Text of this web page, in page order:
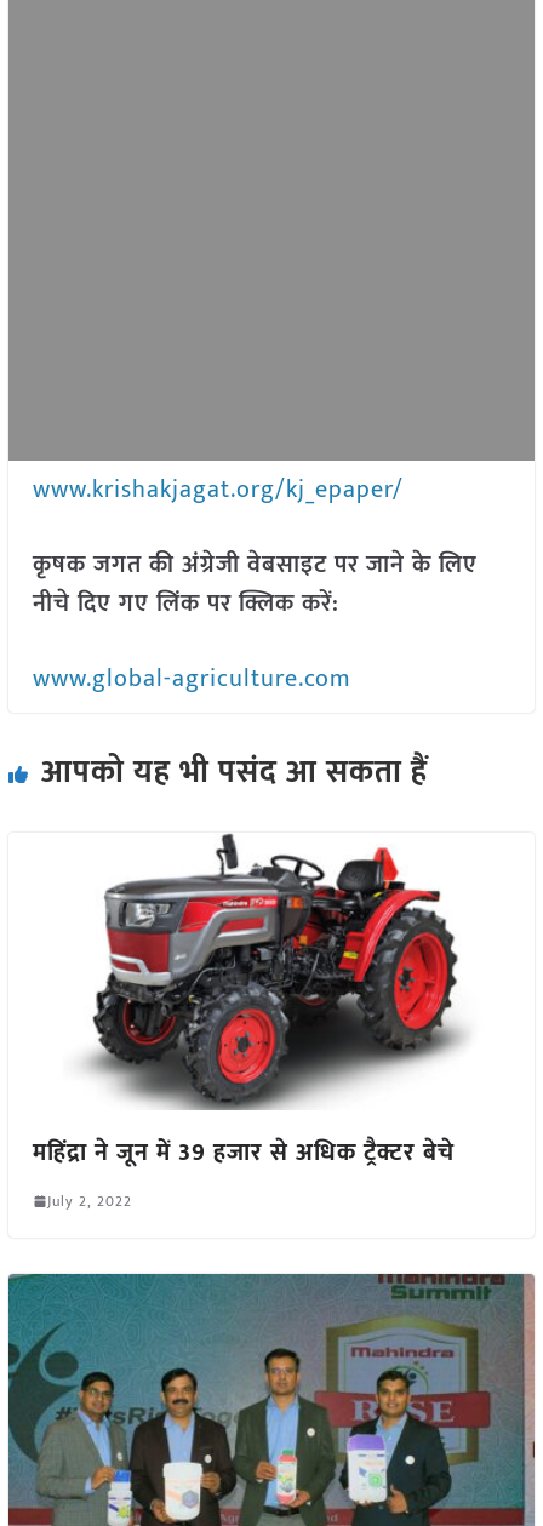
www.krishakjagat.org/kj_epaper/
कृषक जगत की अंग्रेजी वेबसाइट पर जाने के लिए
नीचे दिए गए लिंक पर क्लिक करें:
www.global-agriculture.com
आपको यह भी पसंद आ सकता हैं
महिंद्रा ने जून में 39 हजार से अधिक ट्रैक्टर बेचे
July 2, 2022